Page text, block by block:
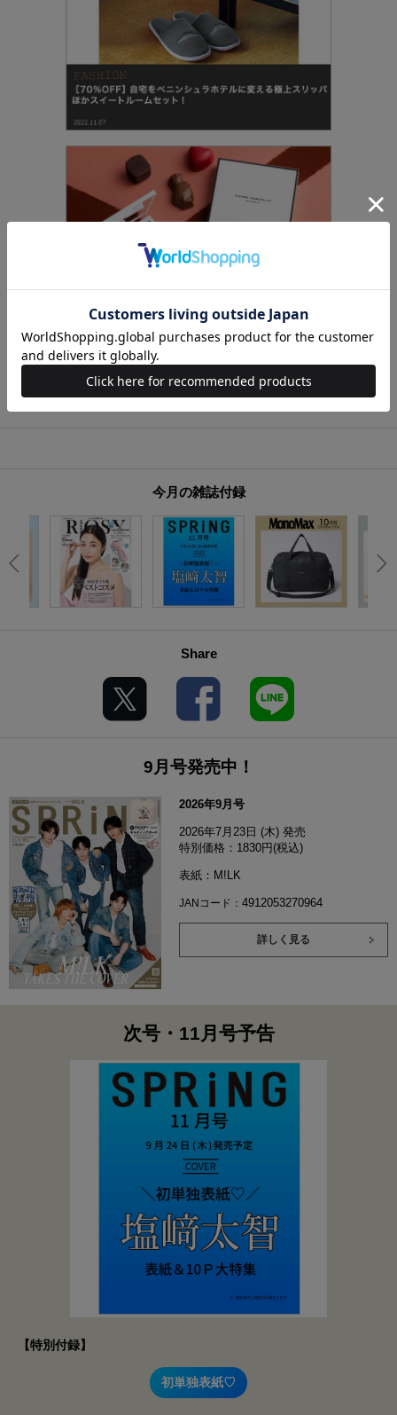
今月の雑誌付録
Share
9月号発売中！
2026年9月号
2026年7月23日 (木) 発売
特別価格：1830円(税込)
表紙：M!LK
JANコード： 4912053270964
詳しく見る
次号・11月号予告
【特別付録】
初単独表紙♡